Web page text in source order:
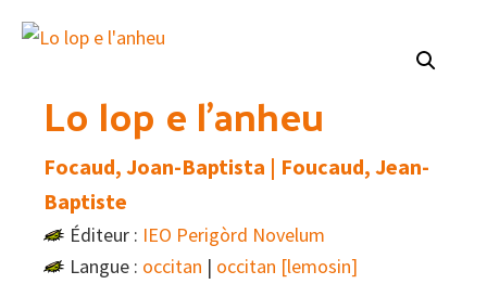
Lo lop e l’anheu
Focaud, Joan-Baptista | Foucaud, Jean-
Baptiste
Éditeur : IEO Perigòrd Novelum
Langue : occitan | occitan [lemosin]